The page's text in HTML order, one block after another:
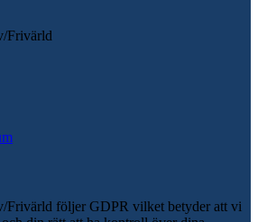
Frivärld
Frivärld följer GDPR vilket betyder att vi